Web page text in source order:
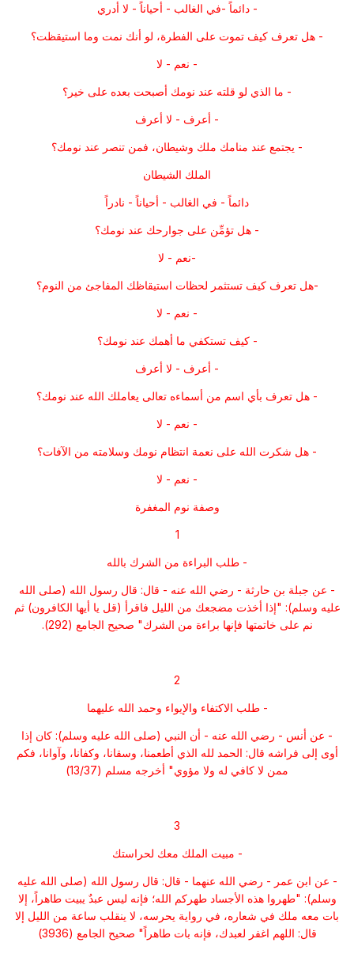
- دائماً -في الغالب - أحياناً - لا أدري
- هل تعرف كيف تموت على الفطرة، لو أنك نمت وما استيقظت؟
- نعم - لا
- ما الذي لو قلته عند نومك أصبحت بعده على خير؟
- أعرف - لا أعرف
- يجتمع عند منامك ملك وشيطان، فمن تنصر عند نومك؟
الملك الشيطان
دائماً - في الغالب - أحياناً - نادراً
- هل تؤمِّن على جوارحك عند نومك؟
-نعم - لا
-هل تعرف كيف تستثمر لحظات استيقاظك المفاجئ من النوم؟
- نعم - لا
- كيف تستكفي ما أهمك عند نومك؟
- أعرف - لا أعرف
- هل تعرف بأي اسم من أسماءه تعالى يعاملك الله عند نومك؟
- نعم - لا
- هل شكرت الله على نعمة انتظام نومك وسلامته من الآفات؟
- نعم - لا
وصفة نوم المغفرة
- طلب البراءة من الشرك بالله
- عن جبلة بن حارثة - رضي الله عنه - قال: قال رسول الله (صلى الله
عليه وسلم): "إذا أخذت مضجعك من الليل فاقرأ (قل يا أيها الكافرون) ثم
نم على خاتمتها فإنها براءة من الشرك" صحيح الجامع (292).
2
- طلب الاكتفاء والإيواء وحمد الله عليهما
- عن أنس - رضي الله عنه - أن النبي (صلى الله عليه وسلم): كان إذا
أوى إلى فراشه قال: الحمد لله الذي أطعمنا، وسقانا، وكفانا، وآوانا، فكم
ممن لا كافي له ولا مؤوي" أخرجه مسلم (13/37)
3
- مبيت الملك معك لحراستك
- عن ابن عمر - رضي الله عنهما - قال: قال رسول الله (صلى الله عليه
وسلم): "طهروا هذه الأجساد طهركم الله؛ فإنه ليس عبدٌ يبيت طاهراً، إلا
بات معه ملك في شعاره، في رواية يحرسه، لا ينقلب ساعة من الليل إلا
قال: اللهم اغفر لعبدك، فإنه بات طاهراً" صحيح الجامع (3936)